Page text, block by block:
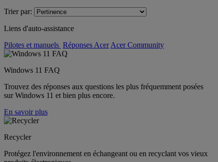
Trier par:
Liens d'auto-assistance
Pilotes et manuels Réponses Acer Acer Community
Windows 11 FAQ
Trouvez des réponses aux questions les plus fréquemment posées
sur Windows 11 et bien plus encore.
En savoir plus
Recycler
Protégez l'environnement en échangeant ou en recyclant vos vieux